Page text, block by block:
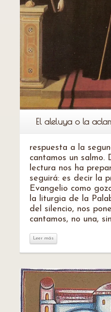
El aleluya o la
respuesta a la
cantamos un salmo.
lectura nos ha
seguirá: es decir la
Evangelio como
la liturgia de la
del silencio, nos
cantamos, no una,
Leer más